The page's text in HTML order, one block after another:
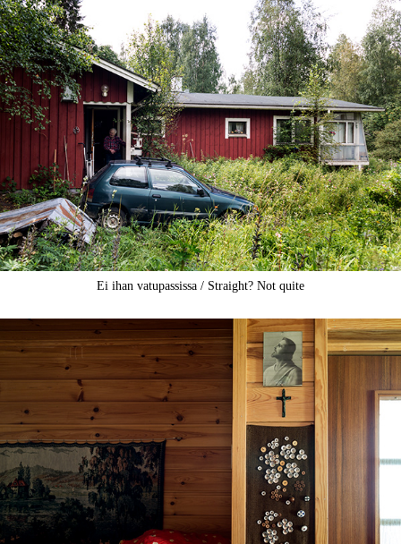
Ei ihan vatupassissa / Straight? Not quite